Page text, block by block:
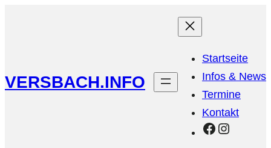
VERSBACH.INFO
Startseite
Infos & News
Termine
Kontakt
Facebook